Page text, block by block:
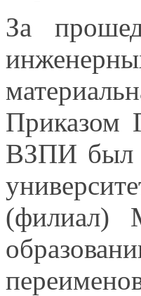
За
Приказом
ВЗПИ был
(филиал)